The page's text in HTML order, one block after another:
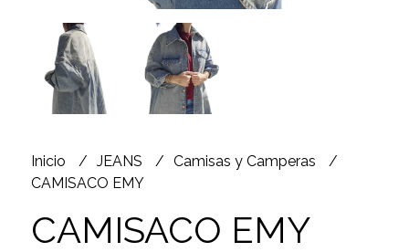
Inicio JEANS
Camisas y Camperas
CAMISACO EMY
CAMISACO EMY